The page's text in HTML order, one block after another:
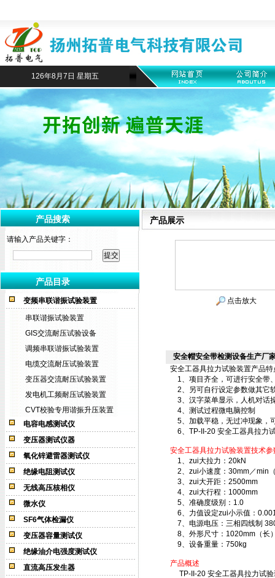
126年8月7日 星期五
产品搜索
请输入产品关键字：
产品目录
变频串联谐振试验装置
串联谐振试验装置
GIS交流耐压试验设备
调频串联谐振试验装置
电缆交流耐压试验装置
变压器交流耐压试验装置
发电机工频耐压试验装置
CVT校验专用谐振升压装置
电容电感测试仪
变压器测试仪器
氧化锌避雷器测试仪
绝缘电阻测试仪
无线高压核相仪
微水仪
SF6气体检漏仪
变压器容量测试仪
绝缘油介电强度测试仪
直流高压发生器
产品展示
点击放大
安全帽安全带检测设备生产厂
安全工器具拉力试验装置产品特
1、项目齐全，可进行安全带
2、另可自行设定参数做其它
3、汉字菜单显示，人机对话
4、测试过程微电脑控制
5、加载平稳，无过冲现象，
6、TP-II-20 安全工器具拉力
安全工器具拉力试验装置技术参
1、zui大拉力：20kN
2、zui小速度：30mm／min
3、zui大开距：2500mm
4、zui大行程：1000mm
5、准确度级别：1.0
6、力值设定zui小示值：
7、电源电压：三相四线制
8、外形尺寸：1020mm（长
9、设备重量：750kg
产品概述
TP-II-20 安全工器具拉力试验